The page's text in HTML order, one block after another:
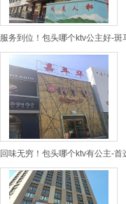
服务到位！包头哪个ktv公主好-
回味无穷！包头哪个ktv有公主-